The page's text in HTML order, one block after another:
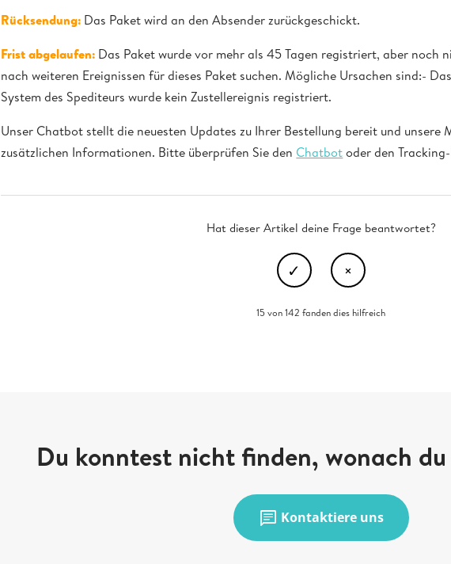
Rücksendung: Das Paket wird an den Absender zurückgeschickt.
Frist abgelaufen: Das Paket wurde vor mehr als 45 Tagen registriert, aber noch
nach weiteren Ereignissen für dieses Paket suchen. Mögliche Ursachen sind:-
System des Spediteurs wurde kein Zustellereignis registriert.
Unser Chatbot stellt die neuesten Updates zu Ihrer Bestellung bereit und unsere
zusätzlichen Informationen. Bitte überprüfen Sie den Chatbotoder den
Hat dieser Artikel deine Frage beantwortet?
15 von 142 fanden dies hilfreich
Du konntest nicht finden, wonach
chat Kontaktiere uns